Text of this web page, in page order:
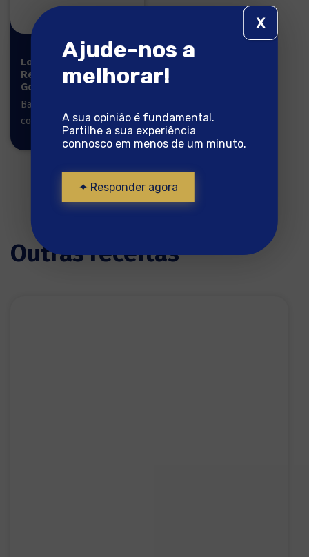
Lombos
Reserva
Gourmet 1kg
Bacalhau pronto a
cozinhar
Outras receitas
Ajude-nos a
melhorar!
A sua opinião é fundamental.
Partilhe a sua experiência
connosco em menos de um minuto.
✦ Responder agora
X